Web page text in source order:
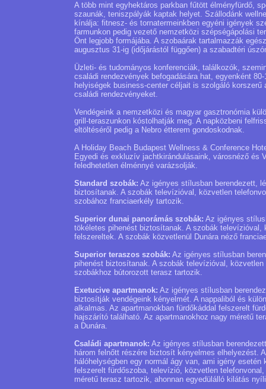
A több mint egyhektáros parkban fűtött élményfürdő,
szaunák, teniszpályák kaptak helyet. Szállodánk
kínálja: fitnesz- és tornatermeinkben egyéni igények
farmunkon pedig vezető nemzetközi szépségápolási
Önt legjobb formájába. A szobaárak tartalmazzák
augusztus 31-ig (időjárástól függően) a szabadtéri
Üzleti- és tudományos konferenciák, találkozók,
családi rendezvények befogadására hat, egyenként
helyiségek business-center céljait is szolgáló
családi rendezvényeket.
Vendégeink a nemzetközi és magyar gasztronómia
grill-teraszunkon kóstolhatják meg. A napközbeni
eltöltéséről pedig a Nebro étterem gondoskodnak.
A Holiday Beach Budapest Wellness & Conference
Egyedi és exkluzív jachtkirándulásaink, városnéző és
feledhetetlen élménnyé varázsolják.
Standard szobák: Az igényes stílusban berendezett,
biztosítanak. A szobák televízióval, közvetlen
szobához franciaerkély tartozik.
Superior dunai panorámás szobák: Az igényes
tökéletes pihenést biztosítanak. A szobák
felszereltek. A szobák közvetlenül Dunára néző
Superior teraszos szobák: Az igényes stílusban
pihenést biztosítanak. A szobák televízióval,
szobákhoz bútorozott terasz tartozik.
Exetucive apartmanok: Az igényes stílusban
biztosítják vendégeink kényelmét. A nappaliból és
alkalmas. Az apartmanokban fürdőkáddal felszerelt
hajszárító található. Az apartmanokhoz nagy méretű
a Dunára.
Családi apartmanok: Az igényes stílusban
három felnőtt részére biztosít kényelmes elhelyezést.
hálóhelységben egy normál ágy van, ami igény
felszerelt fürdőszoba, televízió, közvetlen
méretű terasz tartozik, ahonnan egyedülálló kilátás